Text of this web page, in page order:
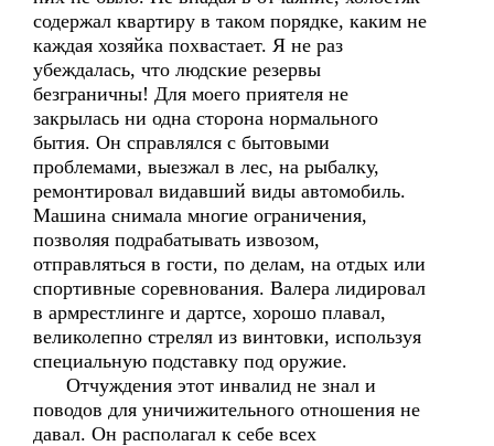
содержал квартиру в таком порядке, каким не
каждая хозяйка похвастает. Я не раз
убеждалась, что людские резервы
безграничны! Для моего приятеля не
закрылась ни одна сторона нормального
бытия. Он справлялся с бытовыми
проблемами, выезжал в лес, на рыбалку,
ремонтировал видавший виды автомобиль.
Машина снимала многие ограничения,
позволяя подрабатывать извозом,
отправляться в гости, по делам, на отдых или
спортивные соревнования. Валера лидировал
в армрестлинге и дартсе, хорошо плавал,
великолепно стрелял из винтовки, используя
специальную подставку под оружие.
Отчуждения этот инвалид не знал и
поводов для уничижительного отношения не
давал. Он располагал к себе всех